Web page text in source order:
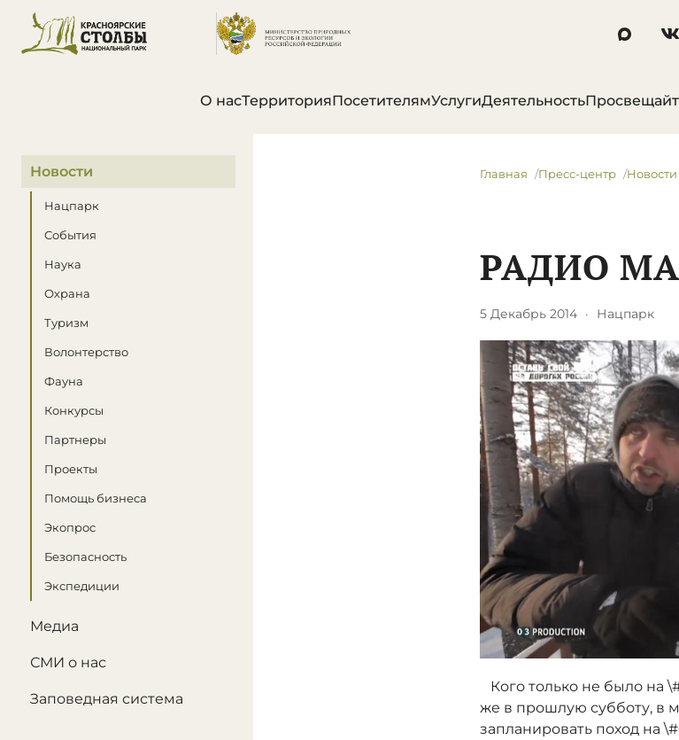
О насТерриторияПосетителямУслугиДеятельность
В этом разделе
Новости
Нацпарк
События
Наука
Охрана
Туризм
Волонтерство
Фауна
Конкурсы
Партнеры
Проекты
Помощь бизнеса
Экопрос
Безопасность
Экспедиции
Медиа
СМИ о нас
Заповедная система
Главная Пресс-центр Новости
РАДИО
5 Декабрь 2014 · Нацпарк
Кого только не было на
же в прошлую субботу, в
запланировать поход на